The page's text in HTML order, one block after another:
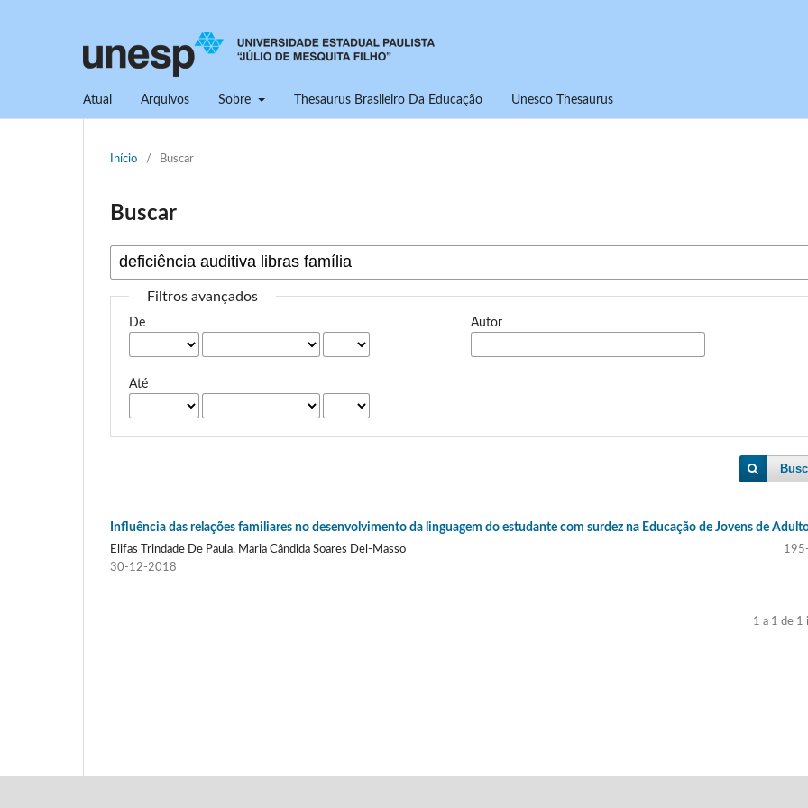
Atual Arquivos Sobre Thesaurus Brasileiro Da Educação Unesco Thesaurus
Início / Buscar
Buscar
Filtros avançados
De
Até
Autor
Influência das relações familiares no desenvolvimento da linguagem do estudante com surdez na Educação de Jovens de
Elifas Trindade De Paula, Maria Cândida Soares Del-Masso
30-12-2018
1 a 1 de 1